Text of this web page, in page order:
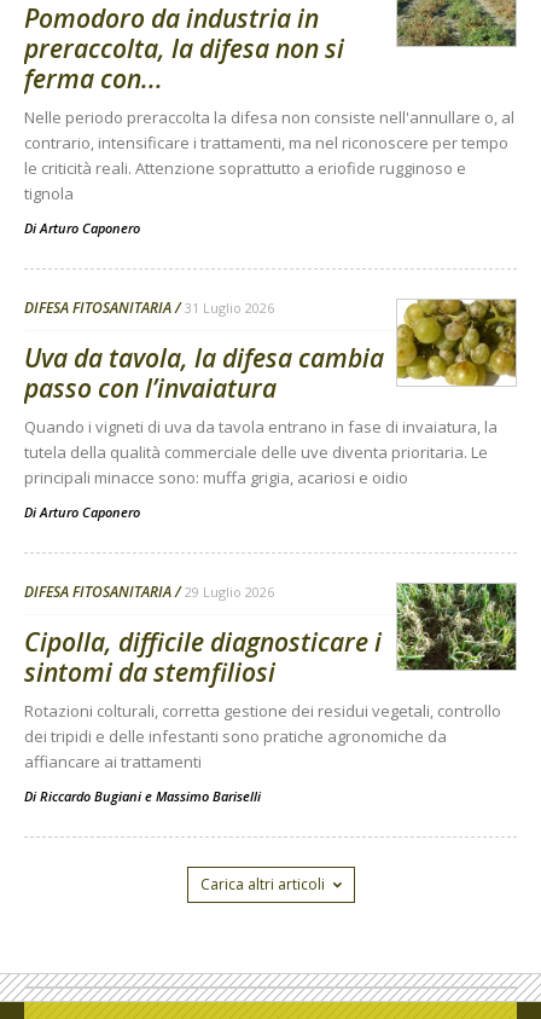
Pomodoro da industria in
preraccolta, la difesa non si
ferma con...
Nelle periodo preraccolta la difesa non consiste nell'annullare o, al
contrario, intensificare i trattamenti, ma nel riconoscere per tempo
le criticità reali. Attenzione soprattutto a eriofide rugginoso e
tignola
DiArturo Caponero
DIFESA FITOSANITARIA 31 Luglio 2026
Uva da tavola, la difesa cambia
passo con l’invaiatura
Quando i vigneti di uva da tavola entrano in fase di invaiatura, la
tutela della qualità commerciale delle uve diventa prioritaria. Le
principali minacce sono: muffa grigia, acariosi e oidio
DiArturo Caponero
DIFESA FITOSANITARIA 29 Luglio 2026
Cipolla, difficile diagnosticare i
sintomi da stemfiliosi
Rotazioni colturali, corretta gestione dei residui vegetali, controllo
dei tripidi e delle infestanti sono pratiche agronomiche da
affiancare ai trattamenti
Di Riccardo Bugiani e Massimo Bariselli
Carica altri articoli